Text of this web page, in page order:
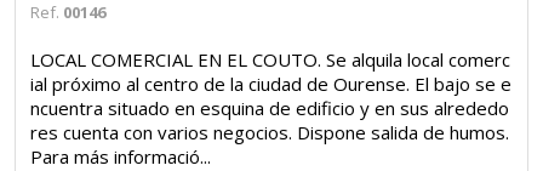
Ref. 00146
LOCAL COMERCIAL EN EL COUTO. Se alquila local comerc
ial próximo al centro de la ciudad de Ourense. El bajo se e
ncuentra situado en esquina de edificio y en sus alrededo
res cuenta con varios negocios. Dispone salida de humos.
Para más informació...